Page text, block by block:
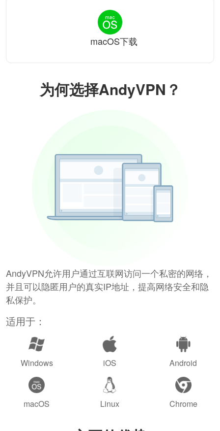
为何选择AndyVPN？
AndyVPN允许用户通过互联网访问一个私密的网络，
并且可以隐匿用户的真实IP地址，提高网络安全和隐
私保护。
适用于：
Windows iOS Android
macOS Linux Chrome
macOS下载